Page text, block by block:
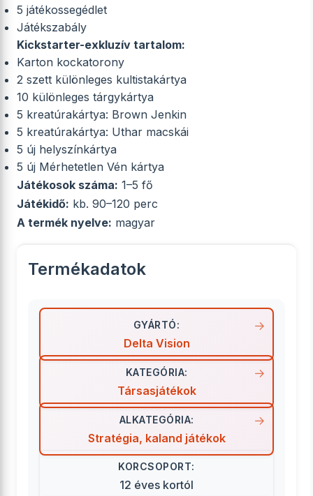
5 játékossegédlet
Játékszabály
Kickstarter-exkluzív tartalom:
Karton kockatorony
2 szett különleges kultistakártya
10 különleges tárgykártya
5 kreatúrakártya: Brown Jenkin
5 kreatúrakártya: Uthar macskái
5 új helyszínkártya
5 új Mérhetetlen Vén kártya
Játékosok száma: 1–5 fő
Játékidő: kb. 90–120 perc
A termék nyelve: magyar
Termékadatok
GYÁRTÓ:
Delta Vision
KATEGÓRIA:
Társasjátékok
ALKATEGÓRIA:
Stratégia, kaland játékok
KORCSOPORT:
12 éves kortól